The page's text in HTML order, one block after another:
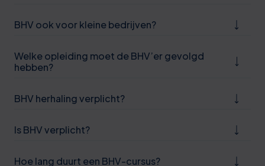
BHV ook voor kleine bedrijven?
Welke opleiding moet de BHV’er gevolgd
hebben?
BHV herhaling verplicht?
Is BHV verplicht?
Hoe lang duurt een BHV-cursus?
6
1
2
2